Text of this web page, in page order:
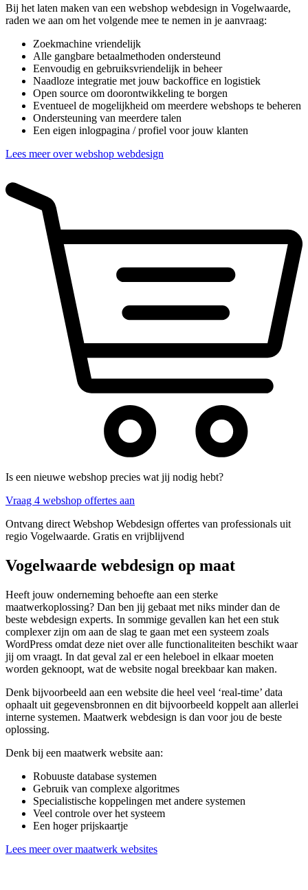
Bij het laten maken van een webshop webdesign in Vogelwaarde,
raden we aan om het volgende mee te nemen in je aanvraag:
Zoekmachine vriendelijk
Alle gangbare betaalmethoden ondersteund
Eenvoudig en gebruiksvriendelijk in beheer
Naadloze integratie met jouw backoffice en logistiek
Open source om doorontwikkeling te borgen
Eventueel de mogelijkheid om meerdere webshops te beheren
Ondersteuning van meerdere talen
Een eigen inlogpagina / profiel voor jouw klanten
Lees meer over webshop webdesign
Is een nieuwe webshop precies wat jij nodig hebt?
Vraag 4 webshop offertes aan
Ontvang direct Webshop Webdesign offertes van professionals uit
regio Vogelwaarde. Gratis en vrijblijvend
Vogelwaarde webdesign op maat
Heeft jouw onderneming behoefte aan een sterke
maatwerkoplossing? Dan ben jij gebaat met niks minder dan de
beste webdesign experts. In sommige gevallen kan het een stuk
complexer zijn om aan de slag te gaan met een systeem zoals
WordPress omdat deze niet over alle functionaliteiten beschikt waar
jij om vraagt. In dat geval zal er een heleboel in elkaar moeten
worden geknoopt, wat de website nogal breekbaar kan maken.
Denk bijvoorbeeld aan een website die heel veel ‘real-time’ data
ophaalt uit gegevensbronnen en dit bijvoorbeeld koppelt aan allerlei
interne systemen. Maatwerk webdesign is dan voor jou de beste
oplossing.
Denk bij een maatwerk website aan:
Robuuste database systemen
Gebruik van complexe algoritmes
Specialistische koppelingen met andere systemen
Veel controle over het systeem
Een hoger prijskaartje
Lees meer over maatwerk websites